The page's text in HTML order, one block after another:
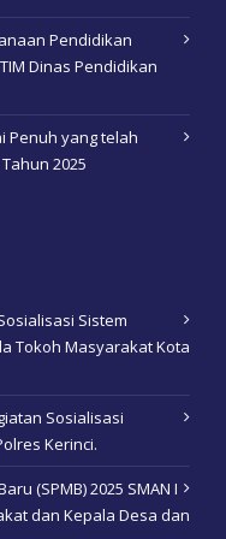
Pendidikan
Dinas Pendidikan
Penuh yang telah
2025
Sistem
Tokoh Masyarakat Kota
Sosialisasi
Kerinci.
(SPMB) 2025 SMAN I
dan Kepala Desa dan